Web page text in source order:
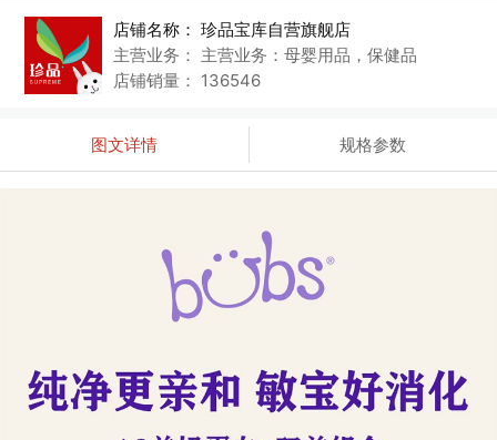
店铺名称： 珍品宝库自营旗舰店
主营业务： 主营业务：母婴用品，保健品
店铺销量： 136546
图文详情 规格参数